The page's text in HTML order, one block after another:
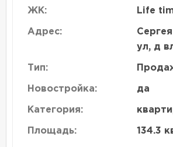
ЖК: Life
Адрес:
ул, д
Тип:
Новостройка: да
Категория:
Площадь: 134.3